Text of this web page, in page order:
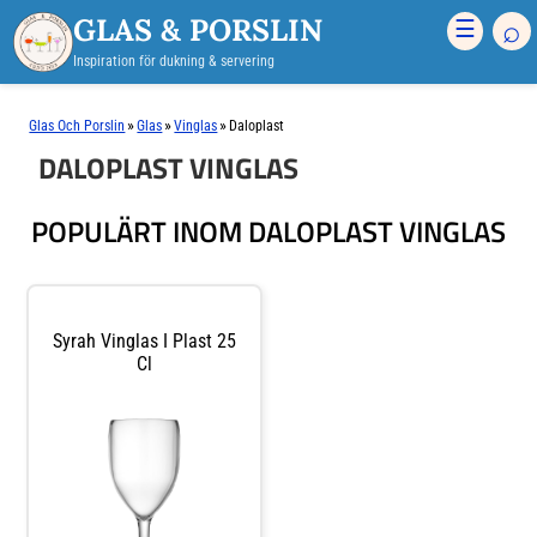
GLAS & PORSLIN
Inspiration för dukning & servering
☰ ⌕
Glas Och Porslin »Glas »Vinglas » Daloplast
DALOPLAST VINGLAS
POPULÄRT INOM DALOPLAST VINGLAS
Syrah Vinglas I Plast 25
Cl